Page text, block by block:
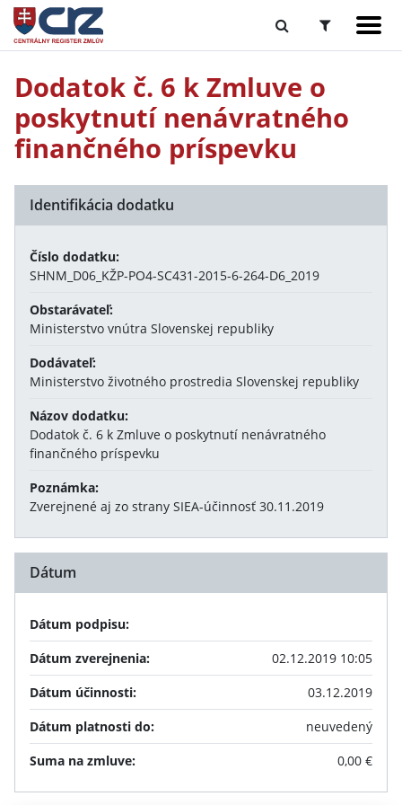
Dodatok č. 6 k Zmluve o
poskytnutí nenávratného
finančného príspevku
Identifikácia dodatku
Číslo dodatku:
SHNM_D06_KŽP-PO4-SC431-2015-6-264-D6_2019
Obstarávateľ:
Ministerstvo vnútra Slovenskej republiky
Dodávateľ:
Ministerstvo životného prostredia Slovenskej republiky
Názov dodatku:
Dodatok č. 6 k Zmluve o poskytnutí nenávratného
finančného príspevku
Poznámka:
Zverejnené aj zo strany SIEA-účinnosť 30.11.2019
Dátum
Dátum podpisu:
Dátum zverejnenia:
02.12.2019 10:05
Dátum účinnosti:
03.12.2019
Dátum platnosti do:
neuvedený
Suma na zmluve:
0,00 €